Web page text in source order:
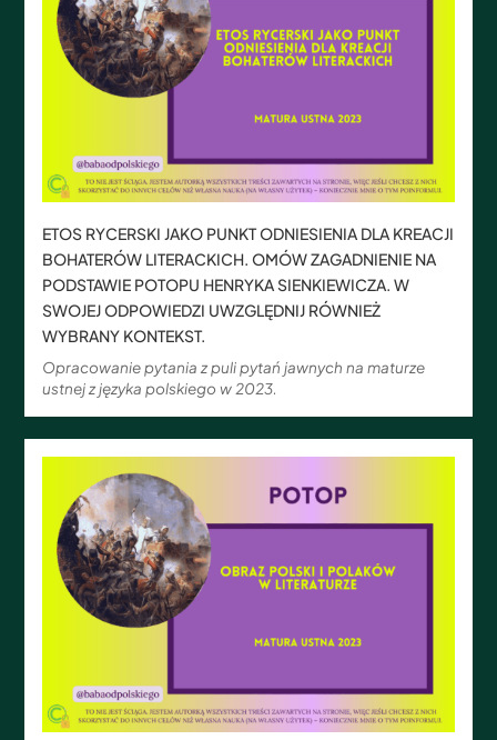
ETOS RYCERSKI JAKO PUNKT ODNIESIENIA DLA KREACJI
BOHATERÓW LITERACKICH. OMÓW ZAGADNIENIE NA
PODSTAWIE POTOPU HENRYKA SIENKIEWICZA. W
SWOJEJ ODPOWIEDZI UWZGLĘDNIJ RÓWNIEŻ
WYBRANY KONTEKST.
Opracowanie pytania z puli pytań jawnych na maturze
ustnej z języka polskiego w 2023.